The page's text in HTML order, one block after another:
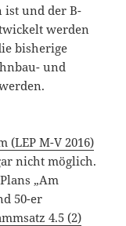
ist und der B-
werden
bisherige
und
M-V 2016)
nicht möglich.
„Am
50-er
4.5 (2)